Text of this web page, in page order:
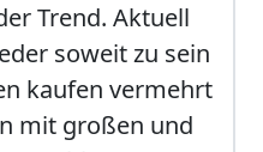
Trend. Aktuell
soweit zu sein
kaufen vermehrt
mit großen und